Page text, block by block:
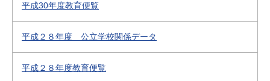
平成30年度教育便覧
平成２８年度 公立学校関係データ
平成２８年度教育便覧